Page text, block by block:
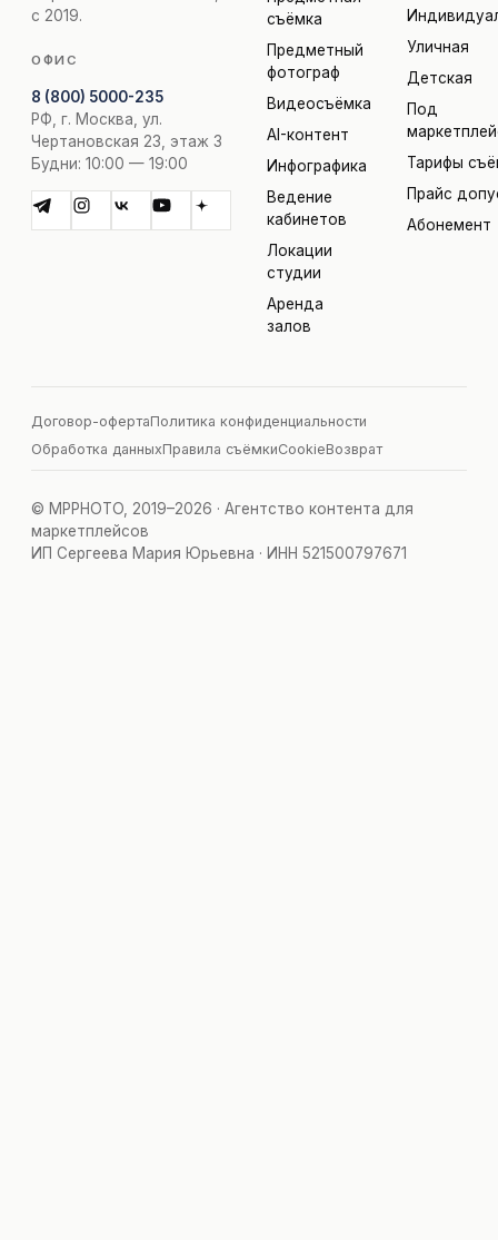
с 2019.
ОФИС
8 (800) 5000-235
РФ, г. Москва, ул.
Чертановская 23, этаж 3
Будни: 10:00 — 19:00
съёмка
Предметный
фотограф
Видеосъёмка
AI-контент
Инфографика
Ведение
кабинетов
Локации
студии
Аренда
залов
Уличная
Детская
Под
Тарифы
Прайс
Абонемент
Договор-офертаПолитика конфиденциальности
Обработка данныхПравила съёмкиCookieВозврат
© MPPHOTO, 2019–2026 · Агентство контента для
маркетплейсов
ИП Сергеева Мария Юрьевна · ИНН 521500797671